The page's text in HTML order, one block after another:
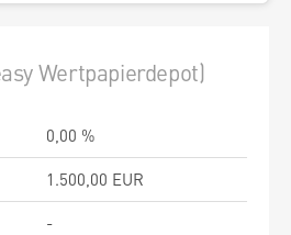
Wertpapierdepot)
0,00 %
1.500,00 EUR
-